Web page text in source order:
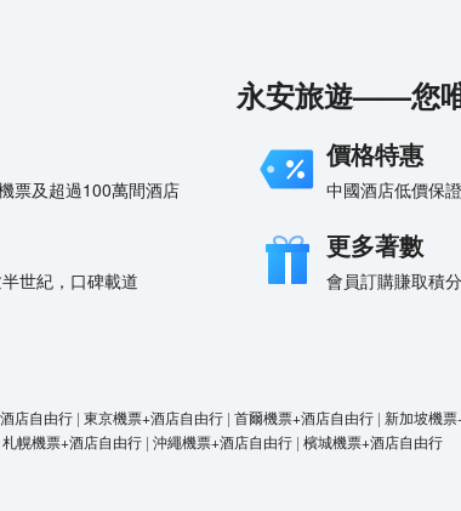
永安旅遊——您
票及超過100萬間酒店
價格特惠
中國酒店低價保
世紀，口碑載道
更多著數
會員訂購賺取積
店自由行 | 東京機票+酒店自由行 | 首爾機票+酒店自由行 | 新加坡機
札幌機票+酒店自由行 | 沖繩機票+酒店自由行 | 檳城機票+酒店自由行